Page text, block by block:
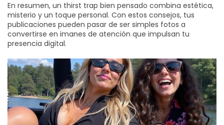
En resumen, un thirst trap bien pensado combina estética,
misterio y un toque personal. Con estos consejos, tus
publicaciones pueden pasar de ser simples fotos a
convertirse en imanes de atención que impulsan tu
presencia digital.